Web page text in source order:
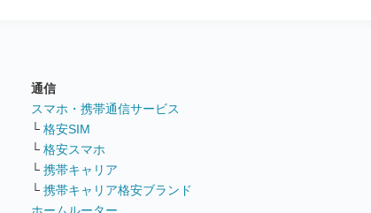
通信
スマホ・携帯通信サービス
└ 格安SIM
└ 格安スマホ
└ 携帯キャリア
└ 携帯キャリア格安ブランド